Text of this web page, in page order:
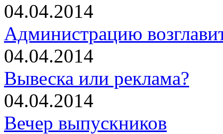
04.04.2014
Администрацию
04.04.2014
Вывеска или реклама?
04.04.2014
Вечер выпускников